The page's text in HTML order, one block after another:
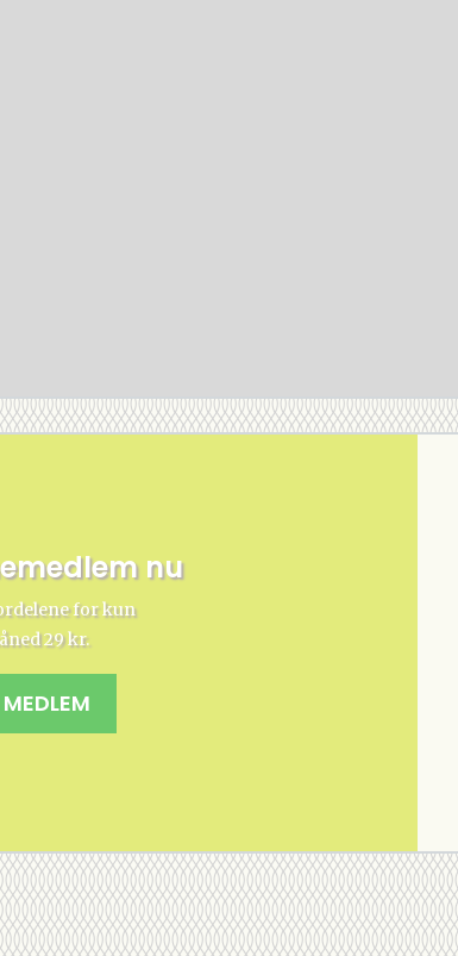
nu
for kun
29 kr.